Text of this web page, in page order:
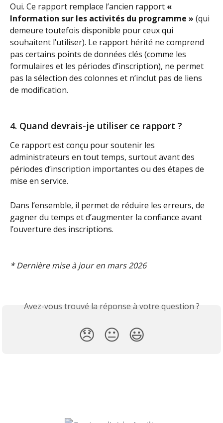
Oui. Ce rapport remplace l’ancien rapport «
Information sur les activités du programme » (qui
demeure toutefois disponible pour ceux qui
souhaitent l’utiliser). Le rapport hérité ne comprend
pas certains points de données clés (comme les
formulaires et les périodes d’inscription), ne permet
pas la sélection des colonnes et n’inclut pas de liens
de modification.
4. Quand devrais-je utiliser ce rapport ?
Ce rapport est conçu pour soutenir les
administrateurs en tout temps, surtout avant des
périodes d’inscription importantes ou des étapes de
mise en service.
Dans l’ensemble, il permet de réduire les erreurs, de
gagner du temps et d’augmenter la confiance avant
l’ouverture des inscriptions.
* Dernière mise à jour en mars 2026
Avez-vous trouvé la réponse à votre question ?
😞 😐 😃